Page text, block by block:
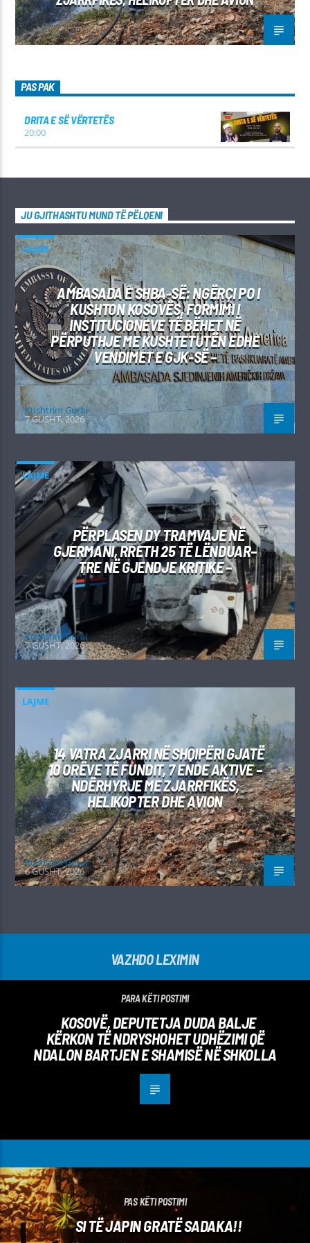
PAS PAK
DRITA E SË VËRTETËS
20:00
JU GJITHASHTU MUND TË PËLQENI
LAJME
AMBASADA E SHBA-SË: NGËRÇI PO I
KUSHTON KOSOVËS, FORMIMI I
INSTITUCIONEVE TË BËHET NË
PËRPUTHJE ME KUSHTETUTËN EDHE
VENDIMET E GJK-SË –
Kushtrim Guraj
7 GUSHT, 2026
LAJME
PËRPLASEN DY TRAMVAJE NË
GJERMANI, RRETH 25 TË LËNDUAR–
TRE NË GJENDJE KRITIKE –
Kushtrim Guraj
7 GUSHT, 2026
LAJME
14 VATRA ZJARRI NË SHQIPËRI GJATË
10 ORËVE TË FUNDIT, 7 ENDE AKTIVE –
NDËRHYRJE ME ZJARRFIKËS,
HELIKOPTER DHE AVION
Kushtrim Guraj
6 GUSHT, 2026
VAZHDO LEXIMIN
PARA KËTI POSTIMI
KOSOVË, DEPUTETJA DUDA BALJE
KËRKON TË NDRYSHOHET UDHËZIMI QË
NDALON BARTJEN E SHAMISË NË SHKOLLA
PAS KËTI POSTIMI
SI TË JAPIN GRATË SADAKA!!